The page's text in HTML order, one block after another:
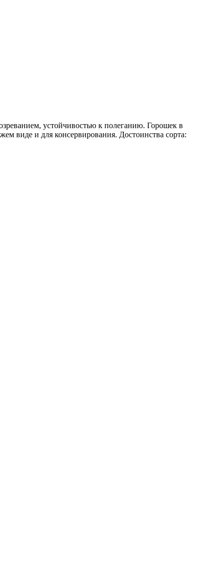
устойчивостью к полеганию. Горошек в
виде и для консервирования. Достоинства сорта: